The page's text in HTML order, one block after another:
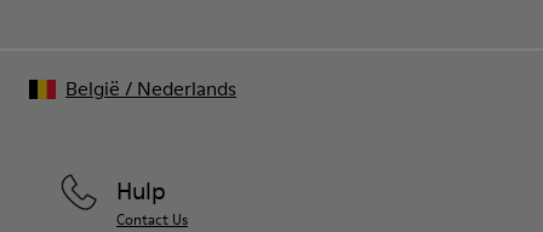
Hulp
Contact Us
België / Nederlands